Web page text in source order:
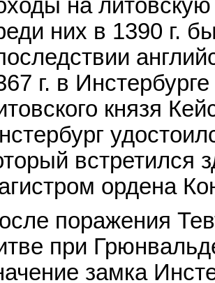
на
них в 1390 г.
г. в
князя
встретился
ордена
поражения
при
замка